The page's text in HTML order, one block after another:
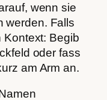
wenn sie
werden. Falls
Kontext: Begib
oder fass
am Arm an.